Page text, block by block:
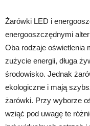
Żarówki LED i
energooszczędnymi
Oba rodzaje oświetlenia
zużycie energii, długa
środowisko. Jednak
ekologiczne i mają
żarówki. Przy wyborze
wziąć pod uwagę te